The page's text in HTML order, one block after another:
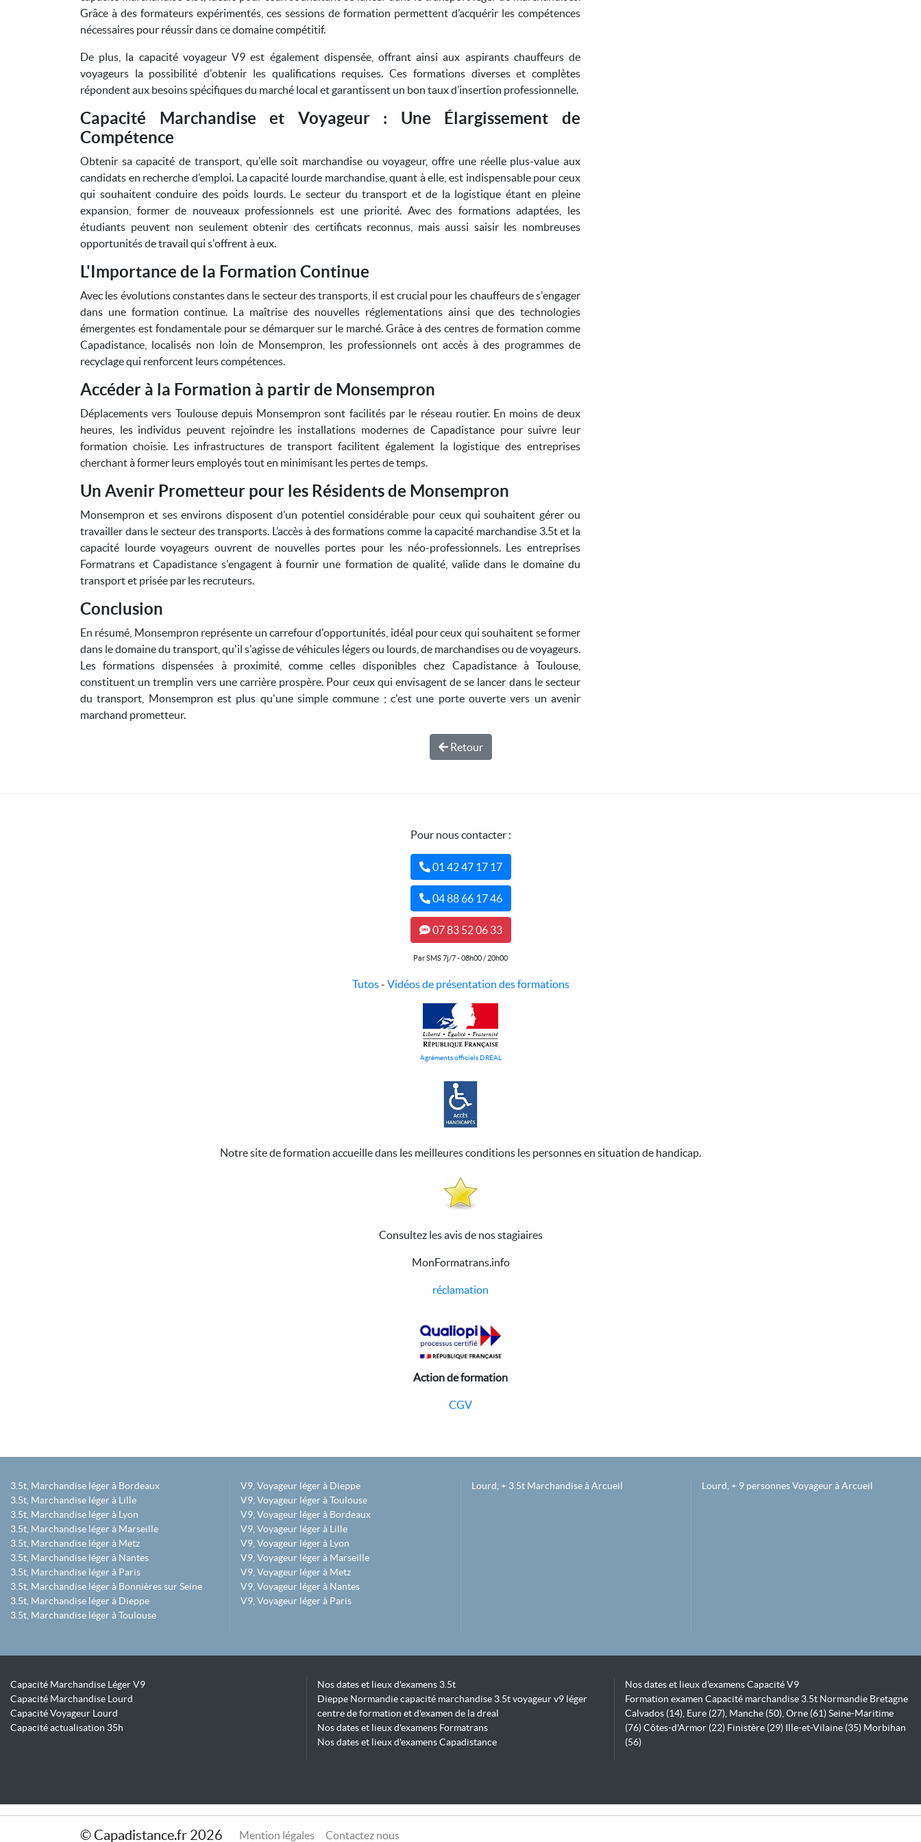
Grâce à des formateurs expérimentés, ces sessions de formation permettent d’acquérir les compétences
nécessaires pour réussir dans ce domaine compétitif.
De plus, la capacité voyageur V9 est également dispensée, offrant ainsi aux aspirants chauffeurs de
voyageurs la possibilité d'obtenir les qualifications requises. Ces formations diverses et complètes
répondent aux besoins spécifiques du marché local et garantissent un bon taux d’insertion professionnelle.
Capacité Marchandise et Voyageur : Une Élargissement de
Compétence
Obtenir sa capacité de transport, qu'elle soit marchandise ou voyageur, offre une réelle plus-value aux
candidats en recherche d’emploi. La capacité lourde marchandise, quant à elle, est indispensable pour ceux
qui souhaitent conduire des poids lourds. Le secteur du transport et de la logistique étant en pleine
expansion, former de nouveaux professionnels est une priorité. Avec des formations adaptées, les
étudiants peuvent non seulement obtenir des certificats reconnus, mais aussi saisir les nombreuses
opportunités de travail qui s'offrent à eux.
L'Importance de la Formation Continue
Avec les évolutions constantes dans le secteur des transports, il est crucial pour les chauffeurs de s'engager
dans une formation continue. La maîtrise des nouvelles réglementations ainsi que des technologies
émergentes est fondamentale pour se démarquer sur le marché. Grâce à des centres de formation comme
Capadistance, localisés non loin de Monsempron, les professionnels ont accès à des programmes de
recyclage qui renforcent leurs compétences.
Accéder à la Formation à partir de Monsempron
Déplacements vers Toulouse depuis Monsempron sont facilités par le réseau routier. En moins de deux
heures, les individus peuvent rejoindre les installations modernes de Capadistance pour suivre leur
formation choisie. Les infrastructures de transport facilitent également la logistique des entreprises
cherchant à former leurs employés tout en minimisant les pertes de temps.
Un Avenir Prometteur pour les Résidents de Monsempron
Monsempron et ses environs disposent d’un potentiel considérable pour ceux qui souhaitent gérer ou
travailler dans le secteur des transports. L’accès à des formations comme la capacité marchandise 3.5t et la
capacité lourde voyageurs ouvrent de nouvelles portes pour les néo-professionnels. Les entreprises
Formatrans et Capadistance s'engagent à fournir une formation de qualité, valide dans le domaine du
transport et prisée par les recruteurs.
Conclusion
En résumé, Monsempron représente un carrefour d'opportunités, idéal pour ceux qui souhaitent se former
dans le domaine du transport, qu'il s'agisse de véhicules légers ou lourds, de marchandises ou de voyageurs.
Les formations dispensées à proximité, comme celles disponibles chez Capadistance à Toulouse,
constituent un tremplin vers une carrière prospère. Pour ceux qui envisagent de se lancer dans le secteur
du transport, Monsempron est plus qu'une simple commune ; c'est une porte ouverte vers un avenir
marchand prometteur.
Retour
Pour nous contacter :
01 42 47 17 17
04 88 66 17 46
07 83 52 06 33
Par SMS 7j/7 - 08h00 / 20h00
Tutos- Vidéos de présentation des formations
Agréments officiels DREAL
Notre site de formation accueille dans les meilleures conditions les personnes en situation de handicap.
Consultez les avis de nos stagiaires
MonFormatrans.info
réclamation
Action de formation
CGV
3.5t, Marchandise léger à Bordeaux
3.5t, Marchandise léger à Lille
3.5t, Marchandise léger à Lyon
3.5t, Marchandise léger à Marseille
3.5t, Marchandise léger à Metz
3.5t, Marchandise léger à Nantes
3.5t, Marchandise léger à Paris
3.5t, Marchandise léger à Bonnières sur Seine
3.5t, Marchandise léger à Dieppe
3.5t, Marchandise léger à Toulouse
V9, Voyageur léger à Dieppe
V9, Voyageur léger à Toulouse
V9, Voyageur léger à Bordeaux
V9, Voyageur léger à Lille
V9, Voyageur léger à Lyon
V9, Voyageur léger à Marseille
V9, Voyageur léger à Metz
V9, Voyageur léger à Nantes
V9, Voyageur léger à Paris
Lourd, + 3.5t Marchandise à Arcueil Lourd, + 9 personnes Voyageur à Arcueil
Capacité Marchandise Léger V9
Capacité Marchandise Lourd
Capacité Voyageur Lourd
Capacité actualisation 35h
Nos dates et lieux d'examens 3.5t
Dieppe Normandie capacité marchandise 3.5t voyageur v9 léger
centre de formation et d'examen de la dreal
Nos dates et lieux d'examens Formatrans
Nos dates et lieux d'examens Capadistance
Nos dates et lieux d'examens Capacité V9
Formation examen Capacité marchandise 3.5t Normandie Bretagne
Calvados (14), Eure (27), Manche (50), Orne (61) Seine-Maritime
(76) Côtes-d'Armor (22) Finistère (29) Ille-et-Vilaine (35) Morbihan
(56)
© Capadistance.fr 2026 Mention légales Contactez nous